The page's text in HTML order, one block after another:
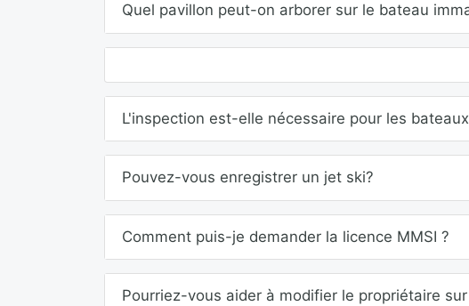
Quel pavillon peut-on arborer sur le bateau
L'inspection est-elle nécessaire pour les
Pouvez-vous enregistrer un jet ski?
Comment puis-je demander la licence MMSI ?
Pourriez-vous aider à modifier le propriétaire